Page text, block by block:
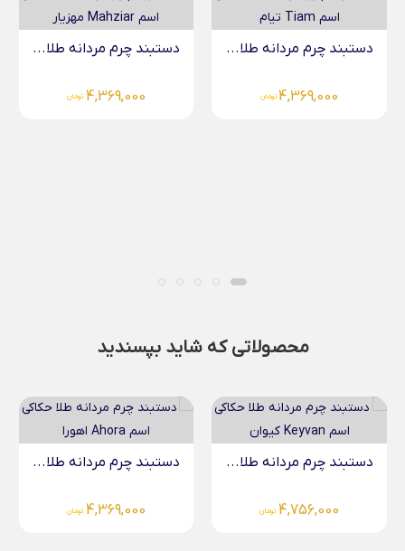
دستبند چرم مردانه طلا...
4,369,000 تومان
دستبند چرم مردانه طلا...
4,369,000 تومان
محصولاتی که شاید بپسندید
دستبند چرم مردانه طلا...
4,369,000 تومان
آویز بیضی حکاکی طلا...
5,832,000 تومان